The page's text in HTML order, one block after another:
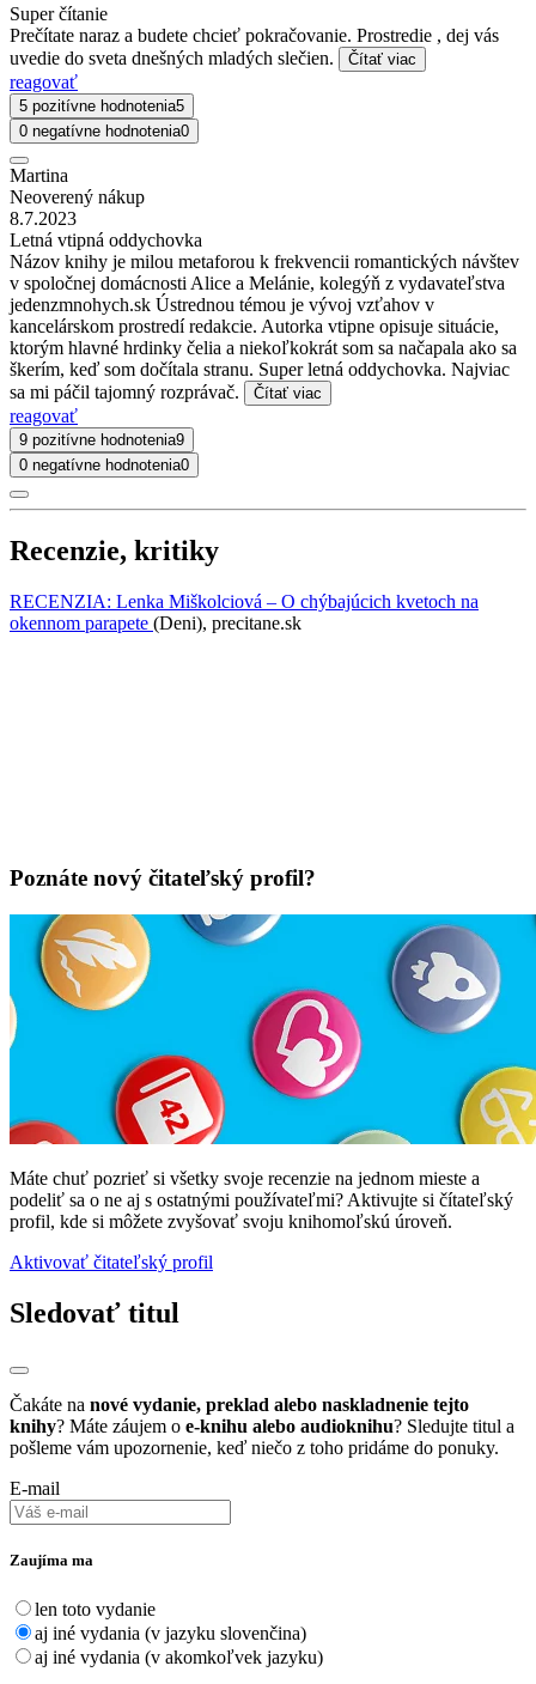
Super čítanie
Prečítate naraz a budete chcieť pokračovanie. Prostredie , dej vás
uvedie do sveta dnešných mladých slečien.
Čítať viac
reagovať
5 pozitívne hodnotenia5
0 negatívne hodnotenia0
Martina
Neoverený nákup
8.7.2023
Letná vtipná oddychovka
Názov knihy je milou metaforou k frekvencii romantických návštev
v spoločnej domácnosti Alice a Melánie, kolegýň z vydavateľstva
jedenzmnohych.sk Ústrednou témou je vývoj vzťahov v
kancelárskom prostredí redakcie. Autorka vtipne opisuje situácie,
ktorým hlavné hrdinky čelia a niekoľkokrát som sa načapala ako sa
škerím, keď som dočítala stranu. Super letná oddychovka. Najviac
sa mi páčil tajomný rozprávač.
Čítať viac
reagovať
9 pozitívne hodnotenia9
0 negatívne hodnotenia0
Recenzie, kritiky
RECENZIA: Lenka Miškolciová – O chýbajúcich kvetoch na
okennom parapete (Deni), precitane.sk
Poznáte nový čitateľský profil?
Máte chuť pozrieť si všetky svoje recenzie na jednom mieste a
podeliť sa o ne aj s ostatnými používateľmi? Aktivujte si čítateľský
profil, kde si môžete zvyšovať svoju knihomoľskú úroveň.
Aktivovať čitateľský profil
Sledovať titul
Čakáte na nové vydanie, preklad alebo naskladnenie tejto
knihy? Máte záujem o e-knihu alebo audioknihu? Sledujte titul a
pošleme vám upozornenie, keď niečo z toho pridáme do ponuky.
E-mail
Zaujíma ma
len toto vydanie
aj iné vydania (v jazyku slovenčina)
aj iné vydania (v akomkoľvek jazyku)